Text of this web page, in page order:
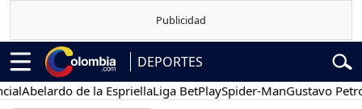
DEPORTES
de la EspriellaLiga BetPlaySpider-ManGustavo Petro